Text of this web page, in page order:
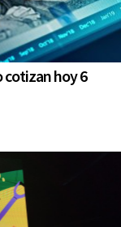
cotizan hoy 6